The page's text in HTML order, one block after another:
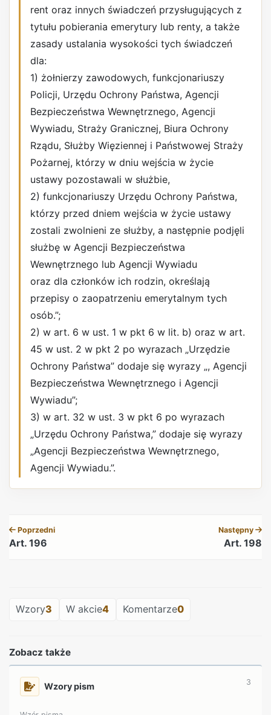
rent oraz innych świadczeń przysługujących z
tytułu pobierania emerytury lub renty, a także
zasady ustalania wysokości tych świadczeń
dla:
1) żołnierzy zawodowych, funkcjonariuszy
Policji, Urzędu Ochrony Państwa, Agencji
Bezpieczeństwa Wewnętrznego, Agencji
Wywiadu, Straży Granicznej, Biura Ochrony
Rządu, Służby Więziennej i Państwowej Straży
Pożarnej, którzy w dniu wejścia w życie
ustawy pozostawali w służbie,
2) funkcjonariuszy Urzędu Ochrony Państwa,
którzy przed dniem wejścia w życie ustawy
zostali zwolnieni ze służby, a następnie podjęli
służbę w Agencji Bezpieczeństwa
Wewnętrznego lub Agencji Wywiadu
oraz dla członków ich rodzin, określają
przepisy o zaopatrzeniu emerytalnym tych
osób.”;
2) w art. 6 w ust. 1 w pkt 6 w lit. b) oraz w art.
45 w ust. 2 w pkt 2 po wyrazach „Urzędzie
Ochrony Państwa” dodaje się wyrazy „, Agencji
Bezpieczeństwa Wewnętrznego i Agencji
Wywiadu”;
3) w art. 32 w ust. 3 w pkt 6 po wyrazach
„Urzędu Ochrony Państwa,” dodaje się wyrazy
„Agencji Bezpieczeństwa Wewnętrznego,
Agencji Wywiadu.”.
Poprzedni
Art. 196
Następny
Art. 198
Wzory3 W akcie4 Komentarze0
Zobacz także
Wzory pism 3